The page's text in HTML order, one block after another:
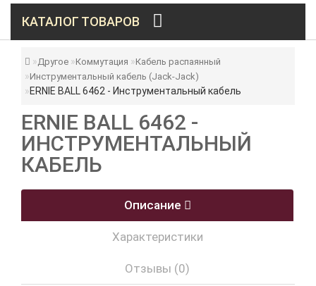
КАТАЛОГ ТОВАРОВ
Другое Коммутация
Кабель распаянный
Инструментальный кабель (Jack-Jack)
ERNIE BALL 6462 - Инструментальный кабель
ERNIE BALL 6462 -
ИНСТРУМЕНТАЛЬНЫЙ
КАБЕЛЬ
Описание
Характеристики
Отзывы (0)